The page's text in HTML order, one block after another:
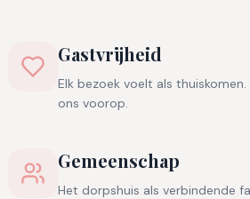
Gastvrijheid
Elk bezoek voelt als
ons voorop.
Gemeenschap
Het dorpshuis als verbindende